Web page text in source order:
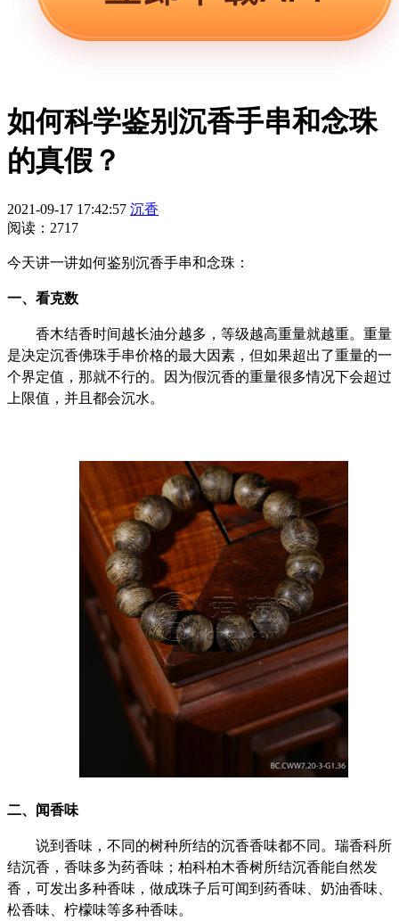
如何科学鉴别沉香手串和念珠
的真假？
2021-09-17 17:42:57 沉香
阅读：2717
今天讲一讲如何鉴别沉香手串和念珠：
一、看克数
香木结香时间越长油分越多，等级越高重量就越重。重量
是决定沉香佛珠手串价格的最大因素，但如果超出了重量的一
个界定值，那就不行的。因为假沉香的重量很多情况下会超过
上限值，并且都会沉水。
二、闻香味
说到香味，不同的树种所结的沉香香味都不同。瑞香科所
结沉香，香味多为药香味；柏科柏木香树所结沉香能自然发
香，可发出多种香味，做成珠子后可闻到药香味、奶油香味、
松香味、柠檬味等多种香味。